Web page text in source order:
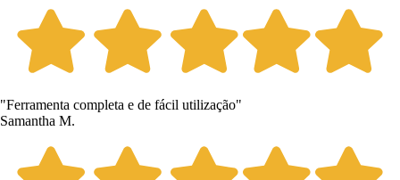
"Ferramenta completa e de fácil utilização"
Samantha M.